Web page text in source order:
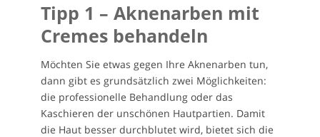
Tipp 1 – Aknenarben mit
Cremes behandeln
Möchten Sie etwas gegen Ihre Aknenarben tun,
dann gibt es grundsätzlich zwei Möglichkeiten:
die professionelle Behandlung oder das
Kaschieren der unschönen Hautpartien. Damit
die Haut besser durchblutet wird, bietet sich die